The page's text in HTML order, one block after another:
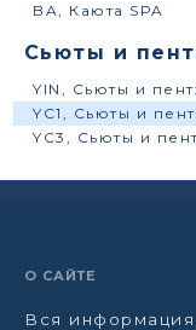
BA, Каюта SPA
Сьюты и
YIN, Сьюты и
YC1, Сьюты и
YC3, Сьюты и
О САЙТЕ
Вся